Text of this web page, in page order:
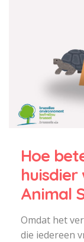
Hoe
Animal
Omdat het
die iedereen